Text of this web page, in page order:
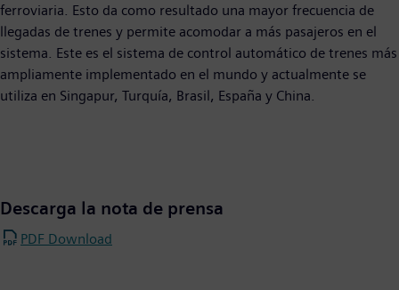
ferroviaria. Esto da como resultado una mayor frecuencia de
llegadas de trenes y permite acomodar a más pasajeros en el
sistema. Este es el sistema de control automático de trenes más
ampliamente implementado en el mundo y actualmente se
utiliza en Singapur, Turquía, Brasil, España y China.
Descarga la nota de prensa
PDF Download